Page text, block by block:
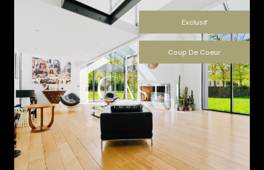
Exclusif
Coup De Coeur
voir le bien